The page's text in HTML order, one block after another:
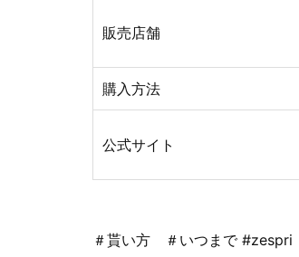
販売店舗
購入方法
公式サイト
＃貰い方 ＃いつまで #zespri